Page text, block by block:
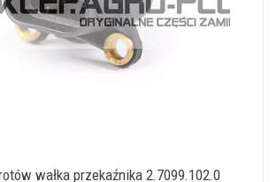
wałka przekaźnika 2.7099.102.0